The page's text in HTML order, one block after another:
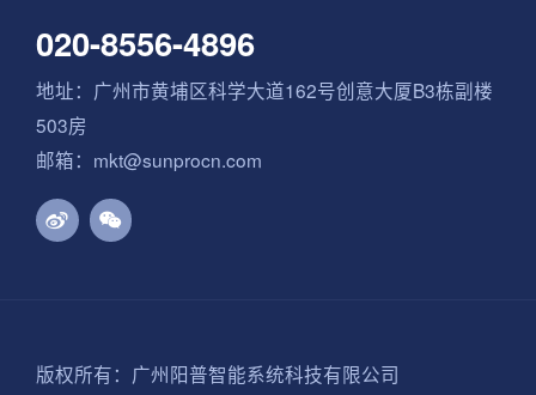
020-8556-4896
地址：广州市黄埔区科学大道162号创意大厦B3栋副楼
503房
邮箱：mkt@sunprocn.com
版权所有：广州阳普智能系统科技有限公司